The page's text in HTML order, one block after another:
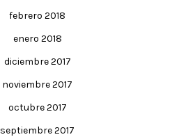
febrero 2018
enero 2018
diciembre 2017
noviembre 2017
octubre 2017
septiembre 2017